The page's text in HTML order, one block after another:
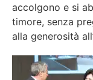
accolgono e si
timore, senza
alla generosità